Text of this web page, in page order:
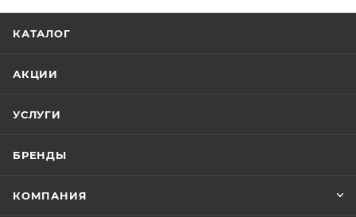
КАТАЛОГ
АКЦИИ
УСЛУГИ
БРЕНДЫ
КОМПАНИЯ